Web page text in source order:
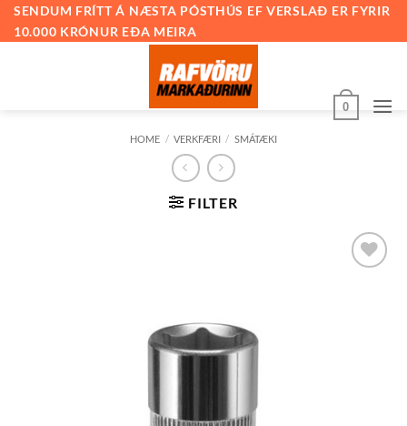
SkipSENDUM FRÍTT Á NÆSTA PÓSTHÚS EF VERSLAÐ ER FYRIR
10.000 KRÓNUR EÐA MEIRA
0
HOME / VERKFÆRI / SMÁTÆKI
FILTER